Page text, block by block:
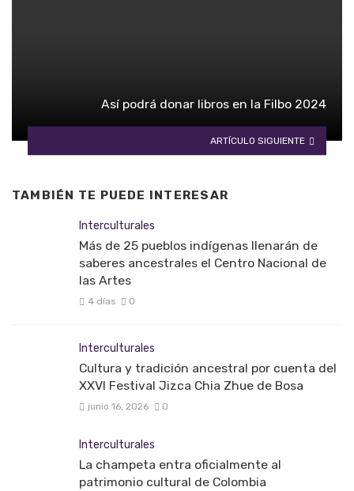
Así podrá donar libros en la Filbo 2024
ARTÍCULO SIGUIENTE
TAMBIÉN TE PUEDE INTERESAR
Interculturales
Más de 25 pueblos indígenas llenarán de
saberes ancestrales el Centro Nacional de
las Artes
4 días 0
Interculturales
Cultura y tradición ancestral por cuenta del
XXVI Festival Jizca Chia Zhue de Bosa
junio 16, 2026 0
Interculturales
La champeta entra oficialmente al
patrimonio cultural de Colombia